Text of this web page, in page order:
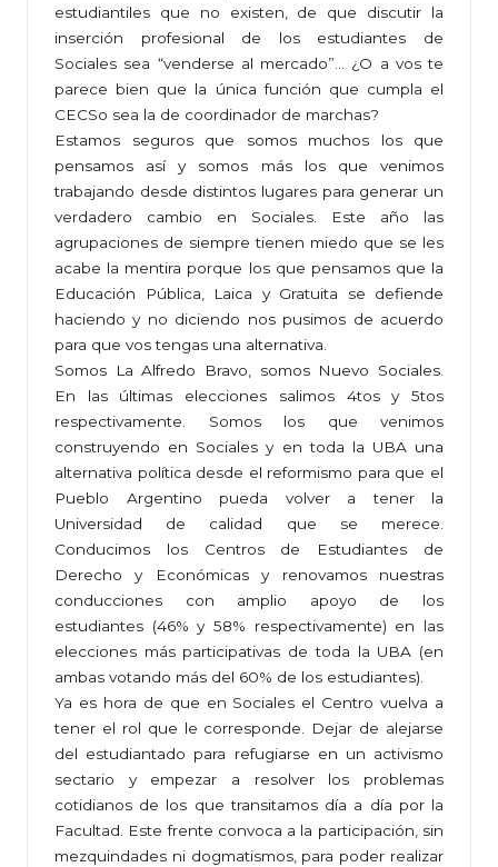
estudiantiles que no existen, de que discutir la
inserción profesional de los estudiantes de
Sociales sea “venderse al mercado”… ¿O a vos te
parece bien que la única función que cumpla el
CECSo sea la de coordinador de marchas?
Estamos seguros que somos muchos los que
pensamos así y somos más los que venimos
trabajando desde distintos lugares para generar un
verdadero cambio en Sociales. Este año las
agrupaciones de siempre tienen miedo que se les
acabe la mentira porque los que pensamos que la
Educación Pública, Laica y Gratuita se defiende
haciendo y no diciendo nos pusimos de acuerdo
para que vos tengas una alternativa.
Somos La Alfredo Bravo, somos Nuevo Sociales.
En las últimas elecciones salimos 4tos y 5tos
respectivamente. Somos los que venimos
construyendo en Sociales y en toda la UBA una
alternativa política desde el reformismo para que el
Pueblo Argentino pueda volver a tener la
Universidad de calidad que se merece.
Conducimos los Centros de Estudiantes de
Derecho y Económicas y renovamos nuestras
conducciones con amplio apoyo de los
estudiantes (46% y 58% respectivamente) en las
elecciones más participativas de toda la UBA (en
ambas votando más del 60% de los estudiantes).
Ya es hora de que en Sociales el Centro vuelva a
tener el rol que le corresponde. Dejar de alejarse
del estudiantado para refugiarse en un activismo
sectario y empezar a resolver los problemas
cotidianos de los que transitamos día a día por la
Facultad. Este frente convoca a la participación, sin
mezquindades ni dogmatismos, para poder realizar